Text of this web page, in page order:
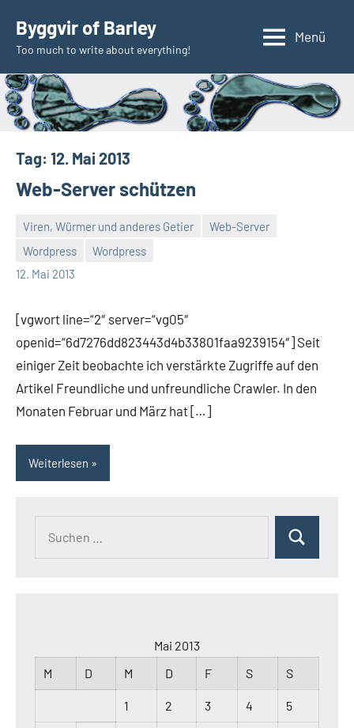
Inhalt
springen
Byggvir of Barley
Too much to write about everything!
Menü
Tag: 12. Mai 2013
Web-Server schützen
Viren, Würmer und anderes Getier
Web-Server
Wordpress
Wordpress
12. Mai 2013
Thomas
[vgwort line=“2″ server=“vg05″
openid=“6d7276dd823443d4b33801faa9239154″] Seit
einiger Zeit beobachte ich verstärkte Zugriffe auf den
Artikel Freundliche und unfreundliche Crawler. In den
Monaten Februar und März hat […]
Weiterlesen
Suchen
Mai 2013
M
D M D F S S
1 2 3 4 5